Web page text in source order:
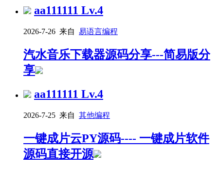
aa111111 Lv.4
2026-7-26 来自 易语言编程
汽水音乐下载器源码分享---简易版分
享
aa111111 Lv.4
2026-7-25 来自 其他编程
一键成片云PY源码---- 一键成片软件
源码直接开源